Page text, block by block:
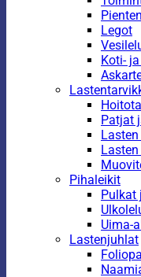
Legot
Koti-
Patjat
Pihaleikit
Pulkat
Uima-
Lastenjuhlat